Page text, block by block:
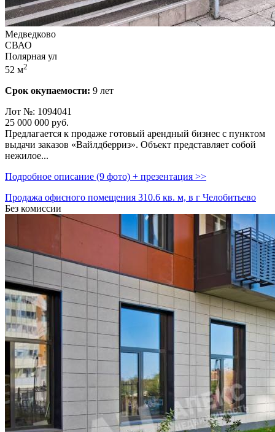
Медведково
СВАО
Полярная ул
52 м2
Срок окупаемости: 9 лет
Лот №: 1094041
25 000 000 руб.
Предлагается к продаже готовый арендный бизнес с пунктом
выдачи заказов «Вайлдберриз». Объект представляет собой
нежилое...
Подробное описание (9 фото) + презентация >>
Продажа офисного помещения 310.6 кв. м, в г Челобитьево
Без комиссии